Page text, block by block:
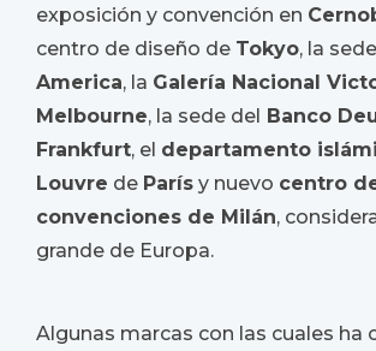
exposición y convención en
centro de diseño de Tokyo, la sede
America, la Galería Nacional
Melbourne, la sede del Banco
Frankfurt, el departamento
Louvre de París y nuevo centro
convenciones de Milán,
grande de Europa.
Algunas marcas con las cuales ha